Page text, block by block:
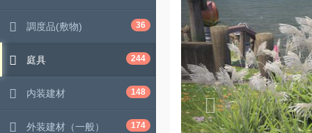
調度品(敷物) 36
庭具 244
内装建材 148
外装建材（一般） 174